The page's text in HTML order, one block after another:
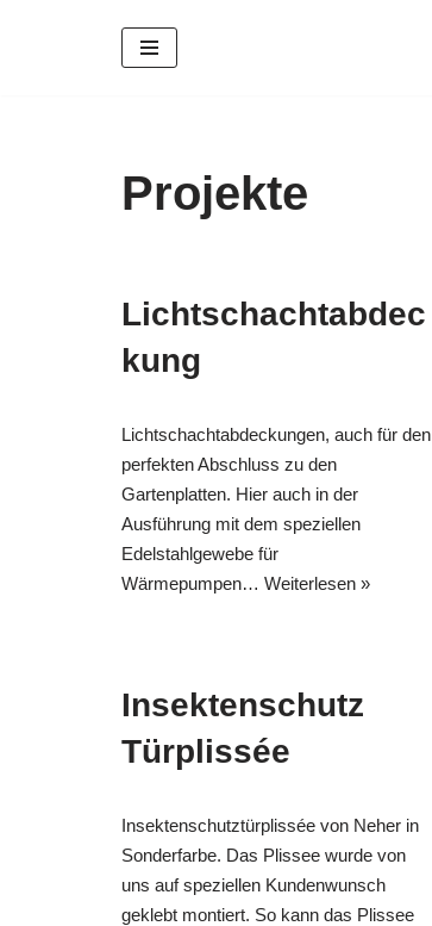
Projekte
Lichtschachtabdec
kung
Lichtschachtabdeckungen, auch für den
perfekten Abschluss zu den
Gartenplatten. Hier auch in der
Ausführung mit dem speziellen
Edelstahlgewebe für
Wärmepumpen… Weiterlesen »
Insektenschutz
Türplissée
Insektenschutztürplissée von Neher in
Sonderfarbe. Das Plissee wurde von
uns auf speziellen Kundenwunsch
geklebt montiert. So kann das Plissee